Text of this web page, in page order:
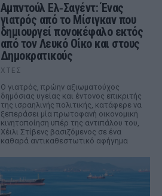
Αμπντούλ Ελ‑Σαγέντ: Ένας
γιατρός από το Μίσιγκαν που
δημιουργεί πονοκέφαλο εκτός
από τον Λευκό Οίκο και στους
Δημοκρατικούς
ΧΤΕΣ
Ο γιατρός, πρώην αξιωματούχος
δημόσιας υγείας και έντονος επικριτής
της ισραηλινής πολιτικής, κατάφερε να
ξεπεράσει μία πρωτοφανή οικονομική
κινητοποίηση υπέρ της αντιπάλου του,
Χέιλι Στίβενς βασιζόμενος σε ένα
καθαρά αντικαθεστωτικό αφήγημα